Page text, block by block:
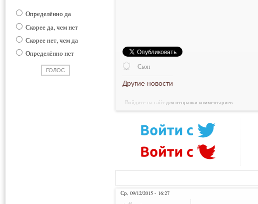
Определённо да
Скорее да, чем нет
Скорее нет, чем да
Определённо нет
Сьон
Другие новости
Войдите на сайт для отправки комментариев
Ср, 09/12/2015 - 16:27